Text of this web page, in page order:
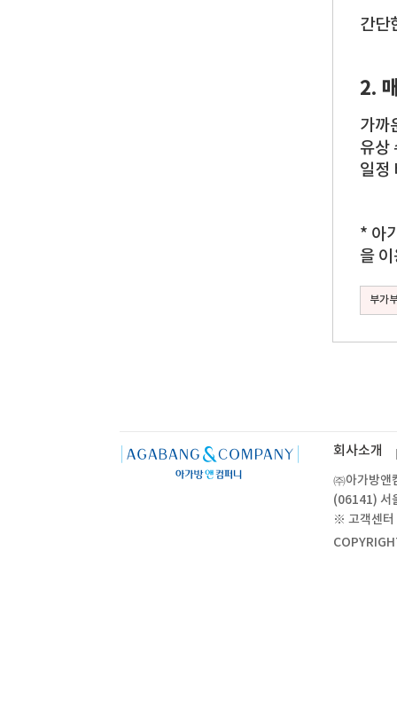
간단
2.
가까
유상
일정
* 아
을
부가
회사소개
㈜아가방앤
(06141) 서
※ 고객센